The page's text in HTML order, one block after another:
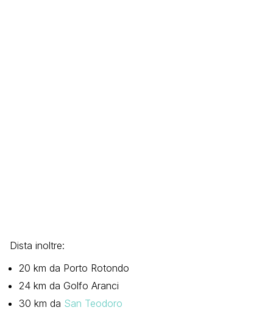
Dista inoltre:
20 km da Porto Rotondo
24 km da Golfo Aranci
30 km da San Teodoro